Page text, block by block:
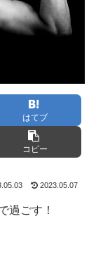
はてブ
コピー
2023.05.07
過ごす！